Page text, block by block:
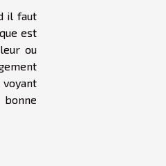
il faut
est
ou
voyant